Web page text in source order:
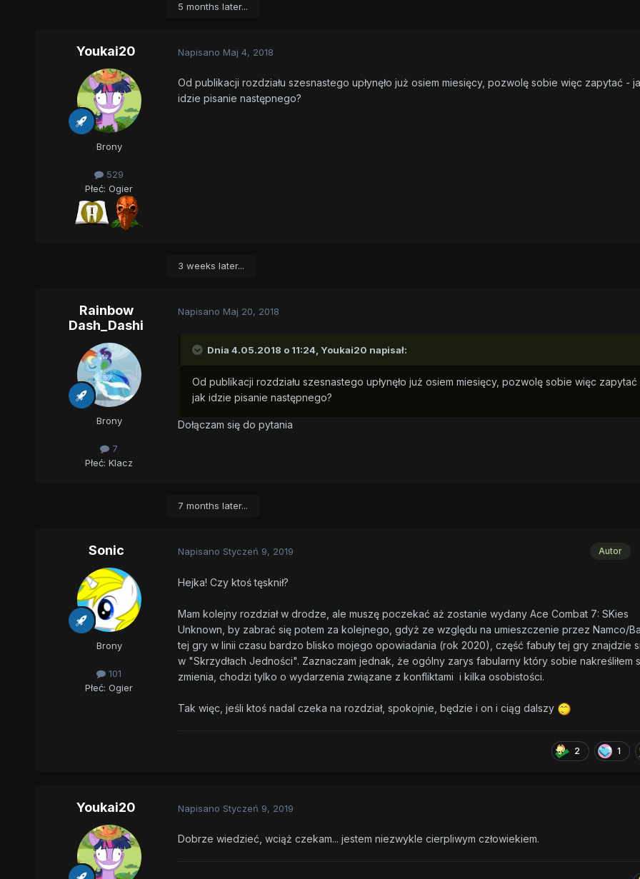
5 months later...
Youkai20
Brony
529
Płeć: Ogier
Napisano Maj 4, 2018
Od publikacji rozdziału szesnastego upłynęło już osiem miesięcy, pozwolę sobie więc zapytać -
idzie pisanie następnego?
3 weeks later...
Rainbow
Dash_Dashi
Brony
7
Płeć: Klacz
Napisano Maj 20, 2018
Dnia 4.05.2018 o 11:24, Youkai20 napisał:
Od publikacji rozdziału szesnastego upłynęło już osiem miesięcy, pozwolę sobie więc zapytać
jak idzie pisanie następnego?
Dołączam się do pytania
7 months later...
Sonic
Brony
101
Płeć: Ogier
Autor
Napisano Styczeń 9, 2019
Hejka! Czy ktoś tęsknił?
Mam kolejny rozdział w drodze, ale muszę poczekać aż zostanie wydany Ace Combat 7: SKies
Unknown, by zabrać się potem za kolejnego, gdyż ze względu na umieszczenie przez Namco/
tej gry w linii czasu bardzo blisko mojego opowiadania (rok 2020), część fabuły tej gry znajdzie
w "Skrzydłach Jedności". Zaznaczam jednak, że ogólny zarys fabularny który sobie nakreśliłem
zmienia, chodzi tylko o wydarzenia związane z konfliktami i kilka osobistości.
Tak więc, jeśli ktoś nadal czeka na rozdział, spokojnie, będzie i on i ciąg dalszy
2 1
Youkai20 Napisano Styczeń 9, 2019
Dobrze wiedzieć, wciąż czekam... jestem niezwykle cierpliwym człowiekiem.